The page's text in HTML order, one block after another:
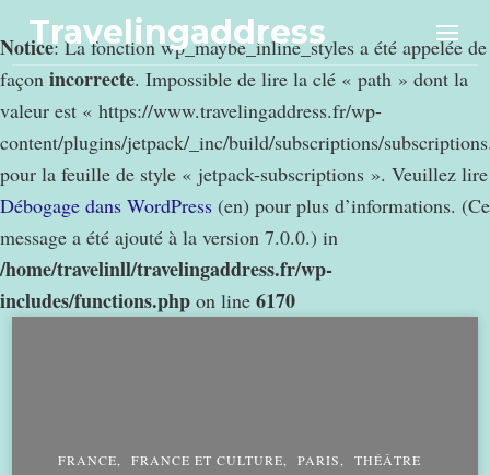
Notice: La fonction wp_maybe_inline_styles a été appelée de
façon incorrecte. Impossible de lire la clé « path » dont la
valeur est « https://www.travelingaddress.fr/wp-
content/plugins/jetpack/_inc/build/subscriptions/
pour la feuille de style « jetpack-subscriptions ». Veuillez lire
Débogage dans WordPress (en) pour plus d’informations. (Ce
message a été ajouté à la version 7.0.0.) in
/home/travelinll/travelingaddress.fr/wp-
includes/functions.php on line 6170
Travelingaddress
FRANCE FRANCE ET CULTURE PARIS THÉÂTRE